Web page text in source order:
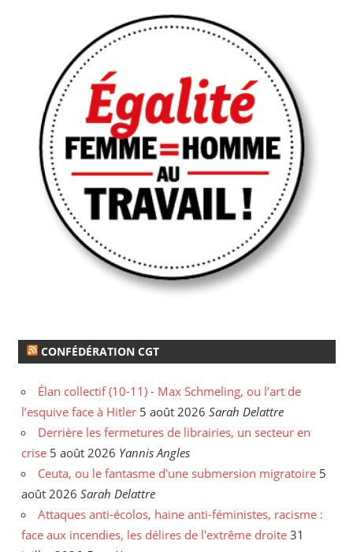
CONFÉDÉRATION CGT
Élan collectif (10-11) - Max Schmeling, ou l’art de
l’esquive face à Hitler 5 août 2026 Sarah Delattre
Derrière les fermetures de librairies, un secteur en
crise 5 août 2026 Yannis Angles
Ceuta, ou le fantasme d'une submersion migratoire 5
août 2026 Sarah Delattre
Attaques anti-écolos, haine anti-féministes, racisme :
face aux incendies, les délires de l'extrême droite 31